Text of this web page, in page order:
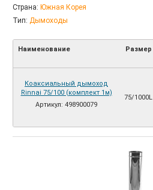
Страна: Южная Корея
Тип: Дымоходы
Наименование Размер
Коаксиальный дымоход
Rinnai 75/100 (комплект 1м)
Артикул: 498900079
75/1000L